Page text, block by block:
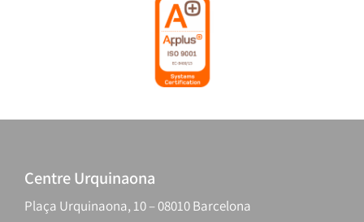
Centre Urquinaona
Plaça Urquinaona, 10 – 08010 Barcelona